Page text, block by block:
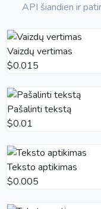
API šiandien ir
Vaizdų vertimas
$0.015
Pašalinti tekstą
$0.01
Teksto aptikimas
$0.005